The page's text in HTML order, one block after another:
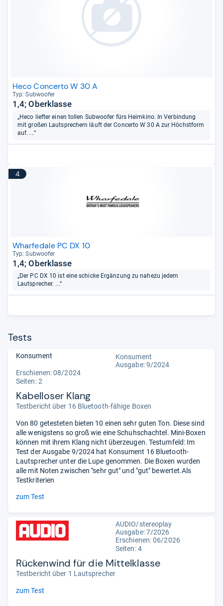
Heco Concerto W 30 A
Typ: Sub­woofer
1,4; Oberklasse
„Heco liefter einen tollen Subwoofer fürs Heimkino. In Verbindung
mit großen Lautsprechern läuft der Concerto W 30 A zur Höchstform
auf. ...“
4
Wharfedale PC DX 10
Typ: Sub­woofer
1,4; Oberklasse
„Der PC DX 10 ist eine schicke Ergänzung zu nahezu jedem
Lautsprecher. ...“
Tests
Konsument
Konsument
Ausgabe: 9/2024
Erschienen: 08/2024
Seiten: 2
Kabelloser Klang
Testbericht über 16 Bluetooth-fähige Boxen
Von 80 getesteten bieten 10 einen sehr guten Ton. Diese sind
alle wenigstens so groß wie eine Schuhschachtel. Mini-Boxen
können mit ihrem Klang nicht überzeugen. Testumfeld: Im
Test der Ausgabe 9/2024 hat Konsument 16 Bluetooth-
Lautsprecher unter die Lupe genommen. Die Boxen wurden
alle mit Noten zwischen "sehr gut" und "gut" bewertet.Als
Testkriterien
zum Test
AUDIO/stereoplay
Ausgabe: 7/2026
Erschienen:06/2026
Seiten: 4
Rückenwind für die Mittelklasse
Testbericht über 1 Lautsprecher
zum Test